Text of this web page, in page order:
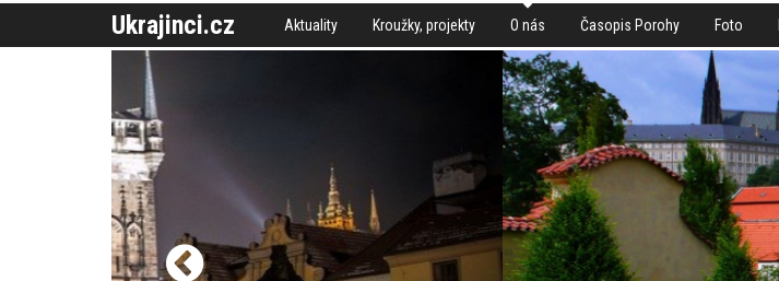
Ukrajinci.cz Aktuality Kroužky, projekty O nás Časopis Porohy Foto